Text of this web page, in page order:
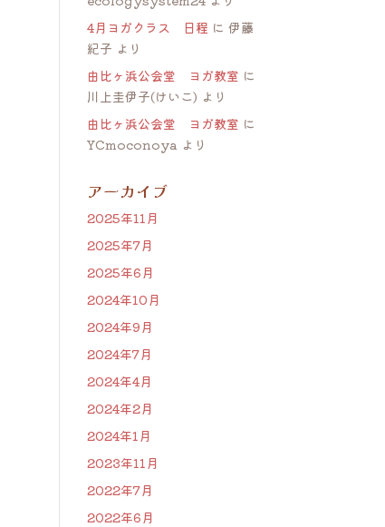
4月ヨガクラス 日程 に伊藤
紀子 より
由比ヶ浜公会堂 ヨガ教室 に
川上圭伊子(けいこ) より
由比ヶ浜公会堂 ヨガ教室 に
YCmoconoya より
アーカイブ
2025年11月
2025年7月
2025年6月
2024年10月
2024年9月
2024年7月
2024年4月
2024年2月
2024年1月
2023年11月
2022年7月
2022年6月